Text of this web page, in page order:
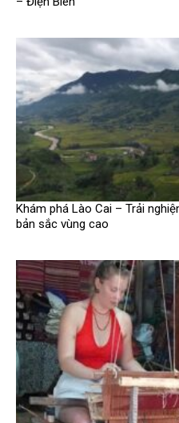
Khám phá Lào Cai – Trải
bản sắc vùng cao